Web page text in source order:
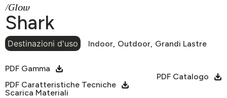
/Glow
Shark
Destinazioni d'uso Indoor, Outdoor, Grandi Lastre
PDF Gamma
PDF Catalogo
PDF Caratteristiche Tecniche
Scarica Materiali